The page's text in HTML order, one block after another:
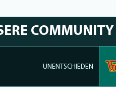
COMMUNITY
UNENTSCHIEDEN